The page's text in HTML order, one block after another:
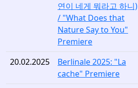
연이 네게 뭐라고 하니)
/ "What Does that
Nature Say to You"
Premiere
20.02.2025
Berlinale 2025: "La
cache" Premiere